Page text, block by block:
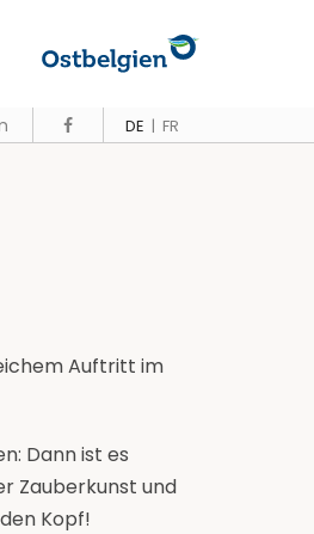
DE | FR
Auftritt im
Dann ist es
Zauberkunst und
Kopf!